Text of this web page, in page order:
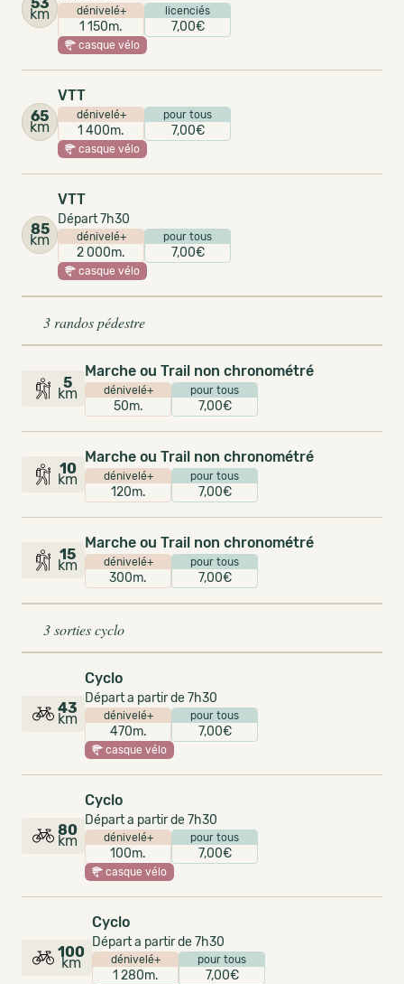
km dénivelé+
1 150m.
licenciés
7,00€
casque vélo
65
km
VTT
dénivelé+
1 400m.
pour tous
7,00€
casque vélo
85
km
VTT
Départ 7h30
dénivelé+
2 000m.
pour tous
7,00€
casque vélo
3 randos pédestre
5
km
Marche ou Trail non chronométré
dénivelé+
50m.
pour tous
7,00€
10
km
Marche ou Trail non chronométré
dénivelé+
120m.
pour tous
7,00€
15
km
Marche ou Trail non chronométré
dénivelé+
300m.
pour tous
7,00€
3 sorties cyclo
43
km
Cyclo
Départ a partir de 7h30
dénivelé+
470m.
pour tous
7,00€
casque vélo
80
km
Cyclo
Départ a partir de 7h30
dénivelé+
100m.
pour tous
7,00€
casque vélo
100
km
Cyclo
Départ a partir de 7h30
dénivelé+
1 280m.
pour tous
7,00€